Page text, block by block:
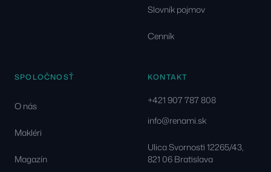
Slovník pojmov
Cenník
SPOLOČNOSŤ
O nás
Makléri
Magazín
KONTAKT
+421 907 787 808
info@renami.sk
Ulica Svornosti 12265/43,
821 06 Bratislava